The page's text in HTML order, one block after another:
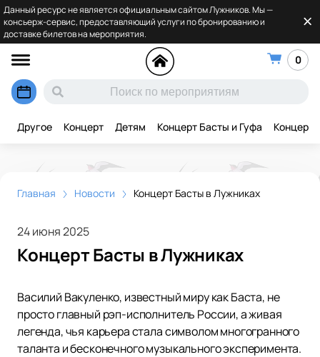
Данный ресурс не является официальным сайтом Лужников. Мы —
консьерж-сервис, предоставляющий услуги по бронированию и
доставке билетов на мероприятия.
0
Другое Концерт Детям Концерт Басты и Гуфа Концерт
Главная Новости Концерт Басты в Лужниках
24 июня 2025
Концерт Басты в Лужниках
Василий Вакуленко, известный миру как Баста, не
просто главный рэп-исполнитель России, а живая
легенда, чья карьера стала символом многогранного
таланта и бесконечного музыкального эксперимента.